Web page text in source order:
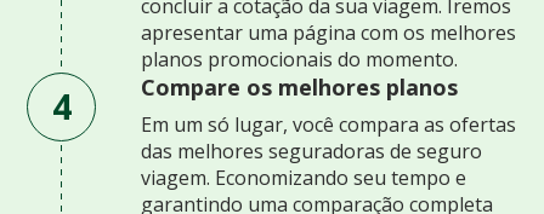
concluir a cotação da sua viagem. Iremos
apresentar uma página com os melhores
planos promocionais do momento.
4 Compare os melhores planos
Em um só lugar, você compara as ofertas
das melhores seguradoras de seguro
viagem. Economizando seu tempo e
garantindo uma comparação completa